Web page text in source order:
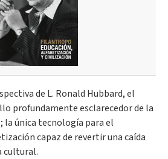
de L. Ronald Hubbard, el
profundamente esclarecedor de la
la única tecnología para el
capaz de revertir una caída
cultural.